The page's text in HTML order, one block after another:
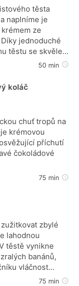
těsta
naplníme je
ze
jednoduché
těstu se skvěle…
50 min
koláč
nebyl hodnocen
chuť tropů na
krémovou
příchutí
čokoládové
75 min
nebyl hodnocen
zbylé
lahodnou
těstě vynikne
banánů,
vláčnost…
75 min